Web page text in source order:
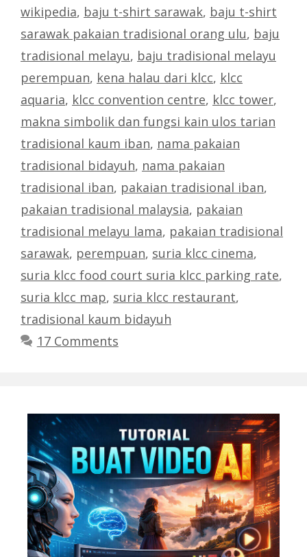
wikipedia, baju t-shirt sarawak, baju t-shirt
sarawak pakaian tradisional orang ulu, baju
tradisional melayu, baju tradisional melayu
perempuan, kena halau dari klcc, klcc
aquaria, klcc convention centre, klcc tower,
makna simbolik dan fungsi kain ulos tarian
tradisional kaum iban, nama pakaian
tradisional bidayuh, nama pakaian
tradisional iban, pakaian tradisional iban,
pakaian tradisional malaysia, pakaian
tradisional melayu lama, pakaian tradisional
sarawak, perempuan, suria klcc cinema,
suria klcc food court suria klcc parking rate,
suria klcc map, suria klcc restaurant,
tradisional kaum bidayuh
17 Comments